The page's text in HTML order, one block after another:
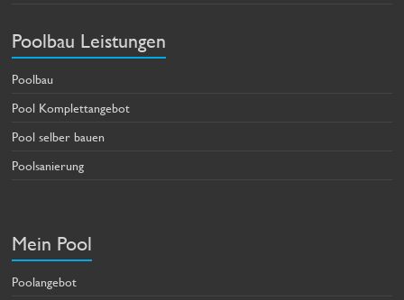
Poolbau Leistungen
Poolbau
Pool Komplettangebot
Pool selber bauen
Poolsanierung
Mein Pool
Poolangebot